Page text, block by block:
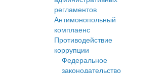
регламентов
Антимонопольный
комплаенс
Противодействие
коррупции
Федеральное
законодательство